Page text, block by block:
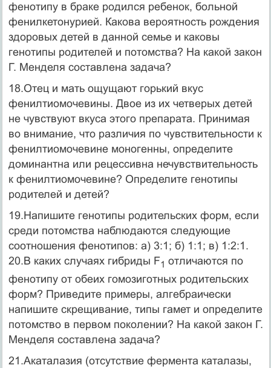
фенотипу в браке родился ребенок, боль­ной
фенилкетонурией. Какова вероятность рождения
здоровых детей в данной семье и каковы
генотипы родителей и потомства? На какой закон
Г. Менделя составлена задача?
18.Отец и мать ощущают горький вкус
фенилтиомочевины. Двое из их четверых детей
не чувствуют вкуса этого препарата. Принимая
во внимание, что различия по чувствительности к
фенилтиомочевине моногенны, определите
доминантна или рецессивна нечувствительность
к фенилтиомочевине? Опреде­лите генотипы
родителей и детей?
19.Напишите генотипы родительских форм, если
среди потомства наблюдают­ся следующие
соотношения фенотипов: а) 3:1; б) 1:1; в) 1:2:1.
20.В каких случаях гибриды F1 отличаются по
фенотипу от обеих гомозигот­ных родительских
форм? Приведите примеры, алгебраически
напишите скре­щивание, типы гамет и определите
потомство в первом поколении? На какой закон Г.
Менделя составлена задача?
21.Акаталазия (отсутствие фермента каталазы,